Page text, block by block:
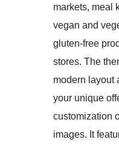
markets, meal
vegan and
gluten-free
stores. The
modern layout
your unique
customization
images. It